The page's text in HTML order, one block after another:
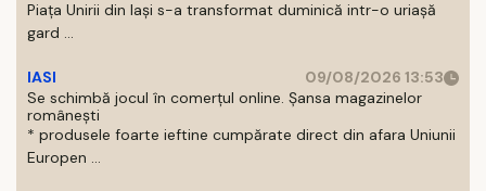
Piaţa Unirii din Iaşi s-a transformat duminică intr-o uriaşă
gard ...
IASI
09/08/2026 13:53
Se schimbă jocul în comerțul online. Șansa magazinelor
românești
* produsele foarte ieftine cumpărate direct din afara Uniunii
Europen ...